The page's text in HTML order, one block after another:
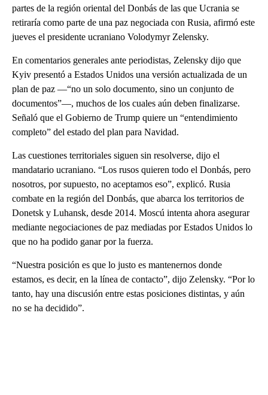
partes de la región oriental del Donbás de las que Ucrania se
retiraría como parte de una paz negociada con Rusia, afirmó este
jueves el presidente ucraniano Volodymyr Zelensky.
En comentarios generales ante periodistas, Zelensky dijo que
Kyiv presentó a Estados Unidos una versión actualizada de un
plan de paz —“no un solo documento, sino un conjunto de
documentos”—, muchos de los cuales aún deben finalizarse.
Señaló que el Gobierno de Trump quiere un “entendimiento
completo” del estado del plan para Navidad.
Las cuestiones territoriales siguen sin resolverse, dijo el
mandatario ucraniano. “Los rusos quieren todo el Donbás, pero
nosotros, por supuesto, no aceptamos eso”, explicó. Rusia
combate en la región del Donbás, que abarca los territorios de
Donetsk y Luhansk, desde 2014. Moscú intenta ahora asegurar
mediante negociaciones de paz mediadas por Estados Unidos lo
que no ha podido ganar por la fuerza.
“Nuestra posición es que lo justo es mantenernos donde
estamos, es decir, en la línea de contacto”, dijo Zelensky. “Por lo
tanto, hay una discusión entre estas posiciones distintas, y aún
no se ha decidido”.